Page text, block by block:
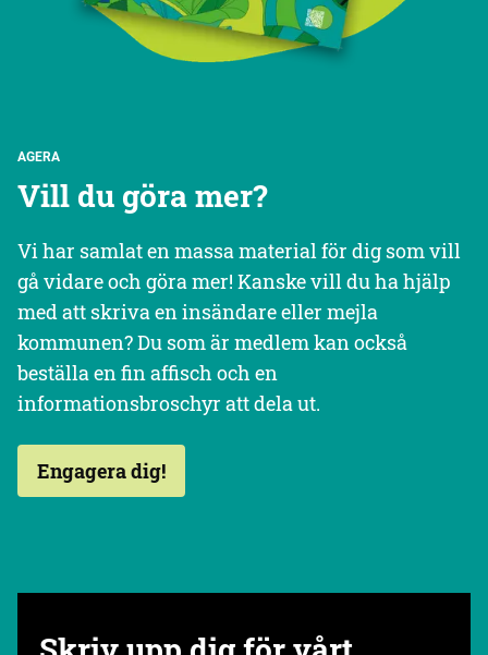
AGERA
Vill du göra mer?
Vi har samlat en massa material för dig som vill
gå vidare och göra mer! Kanske vill du ha hjälp
med att skriva en insändare eller mejla
kommunen? Du som är medlem kan också
beställa en fin affisch och en
informationsbroschyr att dela ut.
Engagera dig!